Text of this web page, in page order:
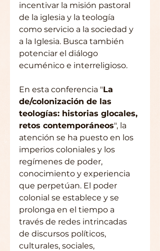
incentivar la misión pastoral
de la iglesia y la teología
como servicio a la sociedad y
a la Iglesia. Busca también
potenciar el diálogo
ecuménico e interreligioso.
En esta conferencia "La
de/colonización de las
teologías: historias glocales,
retos contemporáneos", la
atención se ha puesto en los
imperios coloniales y los
regímenes de poder,
conocimiento y experiencia
que perpetúan. El poder
colonial se establece y se
prolonga en el tiempo a
través de redes intrincadas
de discursos políticos,
culturales, sociales,